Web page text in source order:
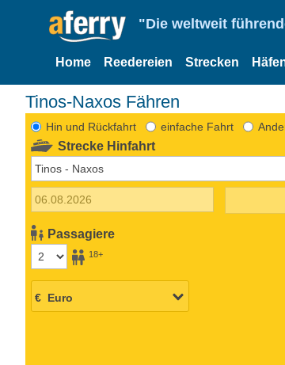
"Die weltweit
Home Reedereien Strecken
Tinos-Naxos Fähren
Hin und Rückfahrt einfache Fahrt
Strecke Hinfahrt
Passagiere
18+